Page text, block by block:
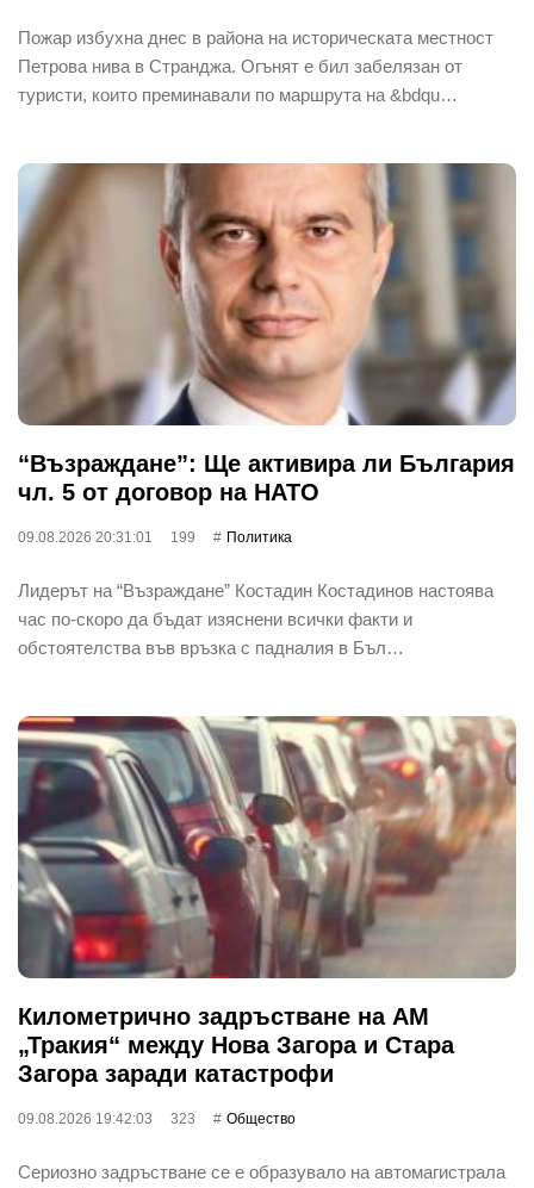
Пожар избухна днес в района на историческата местност
Петрова нива в Странджа. Огънят е бил забелязан от
туристи, които преминавали по маршрута на &bdqu…
“Възраждане”: Ще активира ли България
чл. 5 от договор на НАТО
09.08.2026 20:31:01 199 Политика
Лидерът на “Възраждане” Костадин Костадинов настоява
час по-скоро да бъдат изяснени всички факти и
обстоятелства във връзка с падналия в Бъл…
Километрично задръстване на АМ
„Тракия“ между Нова Загора и Стара
Загора заради катастрофи
09.08.2026 19:42:03 323 Общество
Сериозно задръстване се е образувало на автомагистрала